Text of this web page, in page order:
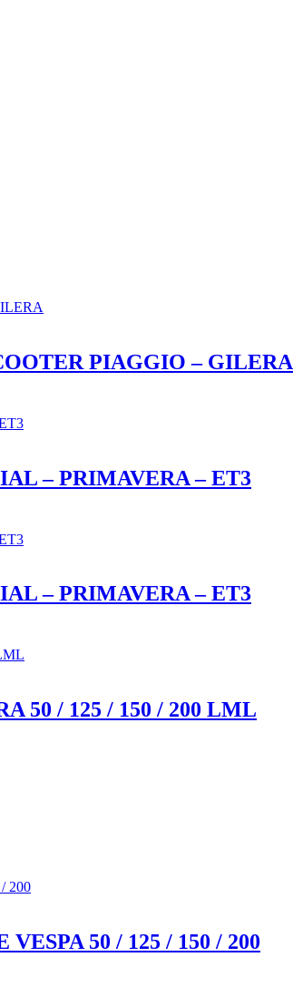
PIAGGIO – GILERA
– PRIMAVERA – ET3
– PRIMAVERA – ET3
50 / 125 / 150 / 200 LML
50 / 125 / 150 / 200